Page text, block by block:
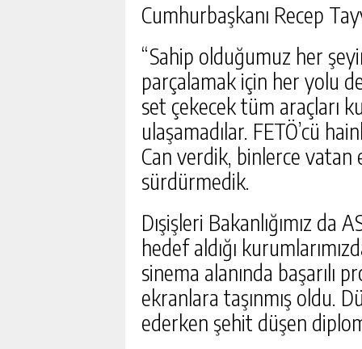
Cumhurbaşkanı Recep
“Sahip olduğumuz her
parçalamak için her yolu
set çekecek tüm araçları
ulaşamadılar. FETÖ’cü
Can verdik, binlerce vatan
sürdürmedik.
Dışişleri Bakanlığımız
hedef aldığı
sinema alanında başarılı
ekranlara taşınmış oldu.
ederken şehit düşen
GÜNLÜK HABER
DEVREK’TE DEVAM
YERINDE İNCELENDI